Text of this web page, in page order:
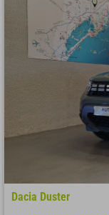
Dacia Duster